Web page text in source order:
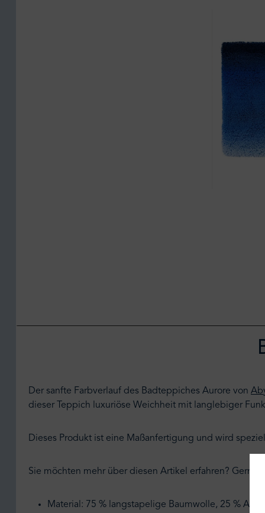
Der sanfte Farbverlauf des Badteppiches Aurore von
dieser Teppich luxuriöse Weichheit mit langlebiger
Dieses Produkt ist eine Maßanfertigung und wird
Sie möchten mehr über diesen Artikel erfahren? Gern
Material: 75 % langstapelige Baumwolle, 25 % Acryl